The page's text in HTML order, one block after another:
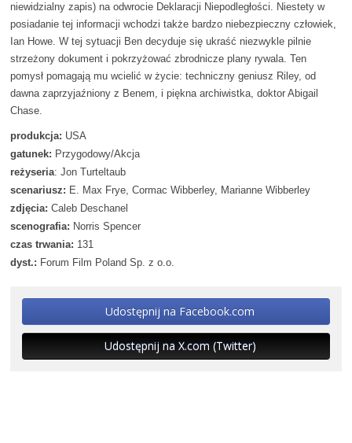
niewidzialny zapis) na odwrocie Deklaracji Niepodległości. Niestety w
posiadanie tej informacji wchodzi także bardzo niebezpieczny człowiek,
Ian Howe. W tej sytuacji Ben decyduje się ukraść niezwykle pilnie
strzeżony dokument i pokrzyżować zbrodnicze plany rywala. Ten
pomysł pomagają mu wcielić w życie: techniczny geniusz Riley, od
dawna zaprzyjaźniony z Benem, i piękna archiwistka, doktor Abigail
Chase.
produkcja: USA
gatunek: Przygodowy/Akcja
reżyseria: Jon Turteltaub
scenariusz: E. Max Frye, Cormac Wibberley, Marianne Wibberley
zdjęcia: Caleb Deschanel
scenografia: Norris Spencer
czas trwania: 131
dyst.: Forum Film Poland Sp. z o.o.
Udostępnij na Facebook.com
Udostępnij na X.com (Twitter)